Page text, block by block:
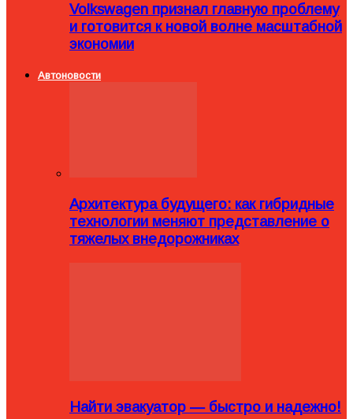
Volkswagen признал главную проблему
и готовится к новой волне масштабной
экономии
Автоновости
Архитектура будущего: как гибридные
технологии меняют представление о
тяжелых внедорожниках
Найти эвакуатор — быстро и надежно!